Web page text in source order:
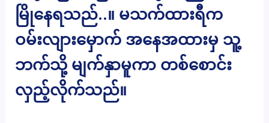
မြိုနေရသည်..။ မသက်ထားရီက
ဝမ်းလျားမှောက် အနေအထားမှ သူ့
ဘက်သို့ မျက်နှာမူကာ တစ်စောင်း
လှည့်လိုက်သည်။